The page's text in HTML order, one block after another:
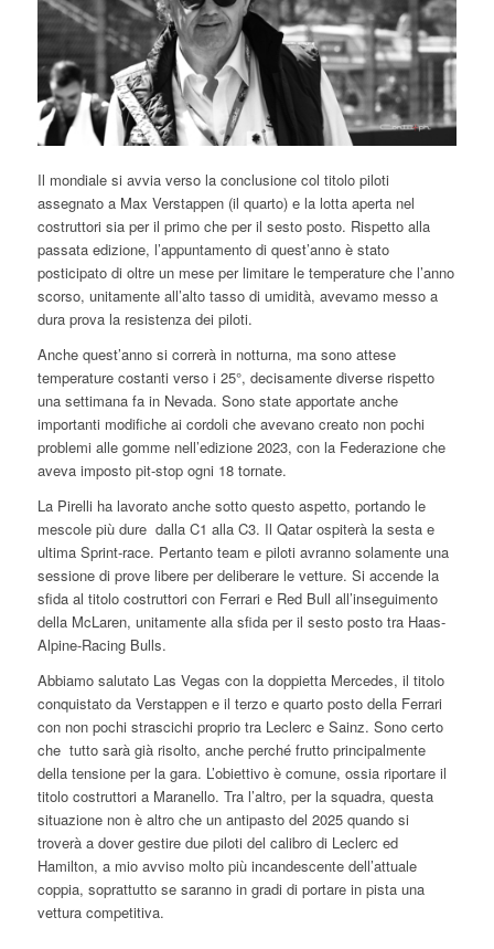
Il mondiale si avvia verso la conclusione col titolo piloti
assegnato a Max Verstappen (il quarto) e la lotta aperta nel
costruttori sia per il primo che per il sesto posto. Rispetto alla
passata edizione, l’appuntamento di quest’anno è stato
posticipato di oltre un mese per limitare le temperature che l’anno
scorso, unitamente all’alto tasso di umidità, avevamo messo a
dura prova la resistenza dei piloti.
Anche quest’anno si correrà in notturna, ma sono attese
temperature costanti verso i 25°, decisamente diverse rispetto
una settimana fa in Nevada. Sono state apportate anche
importanti modifiche ai cordoli che avevano creato non pochi
problemi alle gomme nell’edizione 2023, con la Federazione che
aveva imposto pit-stop ogni 18 tornate.
La Pirelli ha lavorato anche sotto questo aspetto, portando le
mescole più dure dalla C1 alla C3. Il Qatar ospiterà la sesta e
ultima Sprint-race. Pertanto team e piloti avranno solamente una
sessione di prove libere per deliberare le vetture. Si accende la
sfida al titolo costruttori con Ferrari e Red Bull all’inseguimento
della McLaren, unitamente alla sfida per il sesto posto tra Haas-
Alpine-Racing Bulls.
Abbiamo salutato Las Vegas con la doppietta Mercedes, il titolo
conquistato da Verstappen e il terzo e quarto posto della Ferrari
con non pochi strascichi proprio tra Leclerc e Sainz. Sono certo
che tutto sarà già risolto, anche perché frutto principalmente
della tensione per la gara. L’obiettivo è comune, ossia riportare il
titolo costruttori a Maranello. Tra l’altro, per la squadra, questa
situazione non è altro che un antipasto del 2025 quando si
troverà a dover gestire due piloti del calibro di Leclerc ed
Hamilton, a mio avviso molto più incandescente dell’attuale
coppia, soprattutto se saranno in gradi di portare in pista una
vettura competitiva.